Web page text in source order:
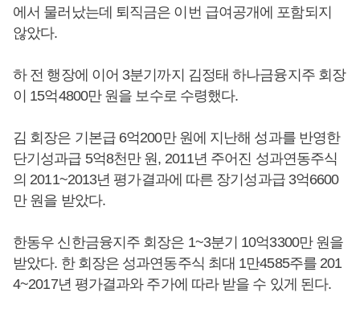
에서 물러났는데 퇴직금은 이번 급여공개에 포함되지
않았다.
하 전 행장에 이어 3분기까지 김정태 하나금융지주 회장
이 15억4800만 원을 보수로 수령했다.
김 회장은 기본급 6억200만 원에 지난해 성과를 반영한
단기성과급 5억8천만 원, 2011년 주어진 성과연동주식
의 2011~2013년 평가결과에 따른 장기성과급 3억6600
만 원을 받았다.
한동우 신한금융지주 회장은 1~3분기 10억3300만 원을
받았다. 한 회장은 성과연동주식 최대 1만4585주를 201
4~2017년 평가결과와 주가에 따라 받을 수 있게 된다.